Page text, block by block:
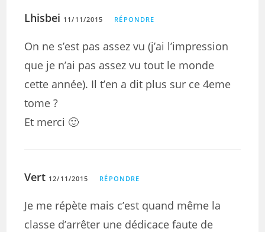
Lhisbei 11/11/2015 RÉPONDRE
On ne s’est pas assez vu (j’ai l’impression
que je n’ai pas assez vu tout le monde
cette année). Il t’en a dit plus sur ce 4eme
tome ?
Et merci 🙂
Vert 12/11/2015 RÉPONDRE
Je me répète mais c’est quand même la
classe d’arrêter une dédicace faute de